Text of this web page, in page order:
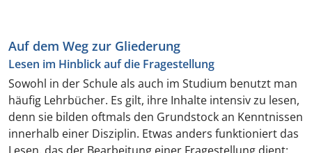
Auf dem Weg zur Gliederung
Lesen im Hinblick auf die Fragestellung
Sowohl in der Schule als auch im Studium benutzt man
häufig Lehrbücher. Es gilt, ihre Inhalte intensiv zu lesen,
denn sie bilden oftmals den Grundstock an Kenntnissen
innerhalb einer Disziplin. Etwas anders funktioniert das